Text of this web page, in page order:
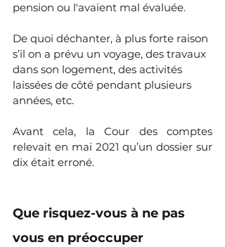
pension ou l'avaient mal évaluée.
De quoi déchanter, à plus forte raison
s’il on a prévu un voyage, des travaux
dans son logement, des activités
laissées de côté pendant plusieurs
années, etc.
Avant cela, la Cour des comptes
relevait en mai 2021 qu’un dossier sur
dix était erroné.
Que risquez-vous à ne pas
vous en préoccuper